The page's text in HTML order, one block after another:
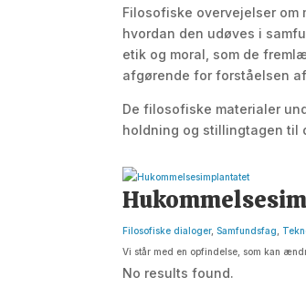
Filosofiske overvejelser om
hvordan den udøves i
etik og moral, som de
afgørende for forståelsen
De filosofiske materialer
holdning og stillingtagen til
Filosofiske dialoger, Samfundsfag
Vi står med en opfindelse, som kan
No results found.